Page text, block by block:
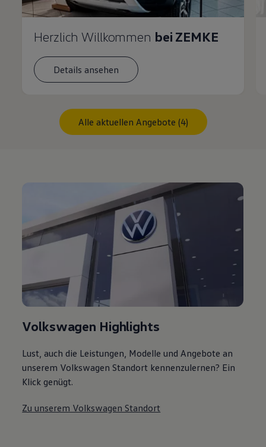
Herzlich Willkommen bei ZEMKE
Details ansehen
Alle aktuellen Angebote (4)
Volkswagen Highlights
Lust, auch die Leistungen, Modelle und Angebote an
unserem Volkswagen Standort kennenzulernen? Ein
Klick genügt.
Zu unserem Volkswagen Standort